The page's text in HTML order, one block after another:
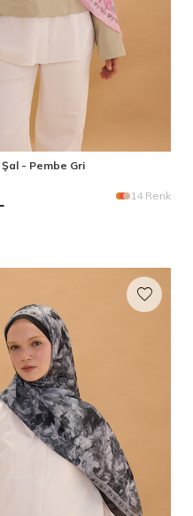
- Pembe Gri
14 Renk